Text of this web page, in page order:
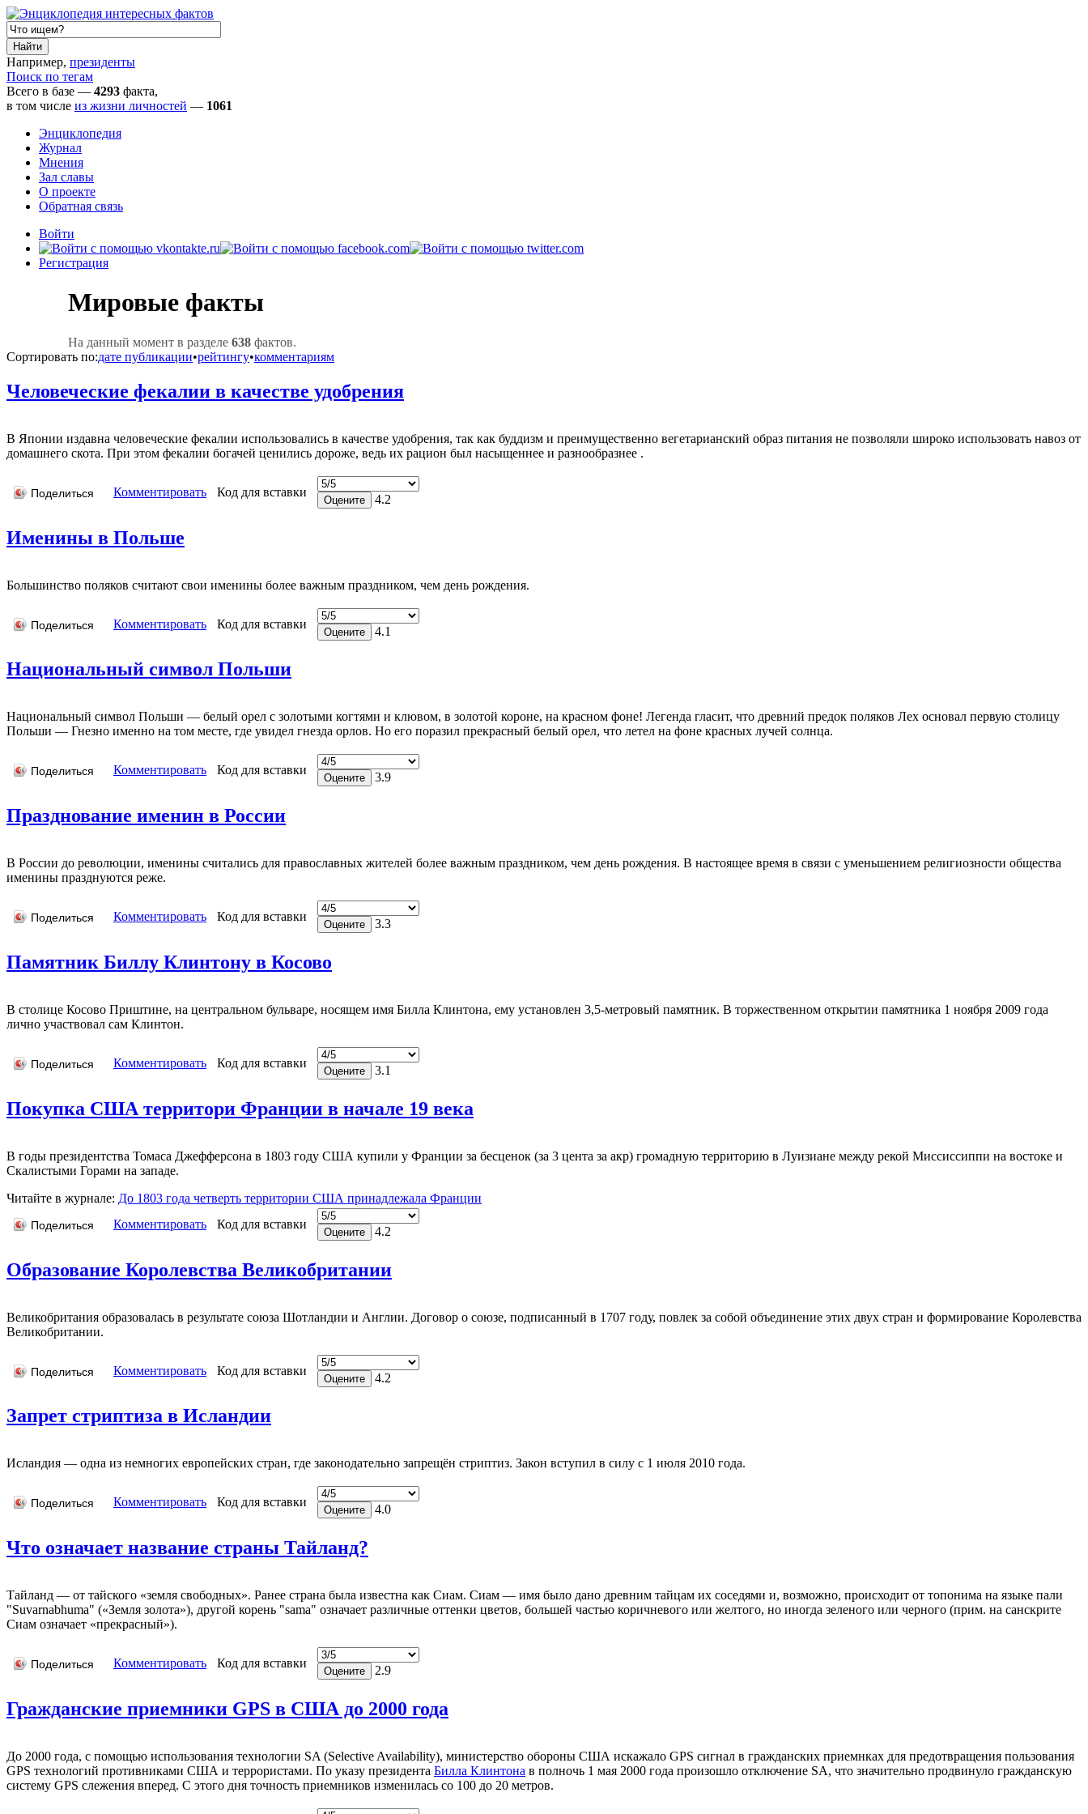
Например, президенты
Поиск по тегам
Всего в базе — 4293 факта,
в том числе из жизни личностей — 1061
Энциклопедия
Журнал
Мнения
Зал славы
О проекте
Обратная связь
Войти
Регистрация
Мировые факты
На данный момент в разделе 638 фактов.
Сортировать по:дате публикации•рейтингу•комментариям
Человеческие фекалии в качестве удобрения
В Японии издавна человеческие фекалии использовались в качестве удобрения, так как буддизм и преимущественно вегетарианский образ питания не позволяли широко использовать навоз от
домашнего скота. При этом фекалии богачей ценились дороже, ведь их рацион был насыщеннее и разнообразнее .
Поделиться Комментировать Код для вставки
4.2
Именины в Польше
Большинство поляков считают свои именины более важным праздником, чем день рождения.
Поделиться Комментировать Код для вставки
4.1
Национальный символ Польши
Национальный символ Польши — белый орел с золотыми когтями и клювом, в золотой короне, на красном фоне! Легенда гласит, что древний предок поляков Лех основал первую столицу
Польши — Гнезно именно на том месте, где увидел гнезда орлов. Но его поразил прекрасный белый орел, что летел на фоне красных лучей солнца.
Поделиться Комментировать Код для вставки
3.9
Празднование именин в России
В России до революции, именины считались для православных жителей более важным праздником, чем день рождения. В настоящее время в связи с уменьшением религиозности общества
именины празднуются реже.
Поделиться Комментировать Код для вставки
3.3
Памятник Биллу Клинтону в Косово
В столице Косово Приштине, на центральном бульваре, носящем имя Билла Клинтона, ему установлен 3,5-метровый памятник. В торжественном открытии памятника 1 ноября 2009 года
лично участвовал сам Клинтон.
Поделиться Комментировать Код для вставки
3.1
Покупка США территори Франции в начале 19 века
В годы президентства Томаса Джефферсона в 1803 году США купили у Франции за бесценок (за 3 цента за акр) громадную территорию в Луизиане между рекой Миссиссиппи на востоке и
Скалистыми Горами на западе.
Читайте в журнале: До 1803 года четверть территории США принадлежала Франции
Поделиться Комментировать Код для вставки
4.2
Образование Королевства Великобритании
Великобритания образовалась в результате союза Шотландии и Англии. Договор о союзе, подписанный в 1707 году, повлек за собой объединение этих двух стран и формирование Королевства
Великобритании.
Поделиться Комментировать Код для вставки
4.2
Запрет стриптиза в Исландии
Исландия — одна из немногих европейских стран, где законодательно запрещён стриптиз. Закон вступил в силу с 1 июля 2010 года.
Поделиться Комментировать Код для вставки
4.0
Что означает название страны Тайланд?
Тайланд — от тайского «земля свободных». Ранее страна была известна как Сиам. Сиам — имя было дано древним тайцам их соседями и, возможно, происходит от топонима на языке пали
"Suvarnabhuma" («Земля золота»), другой корень "sama" означает различные оттенки цветов, большей частью коричневого или желтого, но иногда зеленого или черного (прим. на санскрите
Сиам означает «прекрасный»).
Поделиться Комментировать Код для вставки
2.9
Гражданские приемники GPS в США до 2000 года
До 2000 года, с помощью использования технологии SA (Selective Availability), министерство обороны США искажало GPS сигнал в гражданских приемнках для предотвращения пользования
GPS технологий противниками США и террористами. По указу президента Билла Клинтона в полночь 1 мая 2000 года произошло отключение SA, что значительно продвинуло гражданскую
систему GPS слежения вперед. С этого дня точность приемников изменилась со 100 до 20 метров.